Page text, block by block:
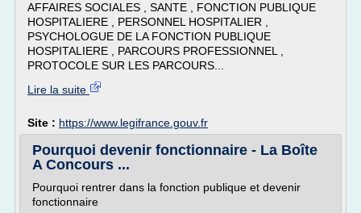
AFFAIRES SOCIALES , SANTE , FONCTION PUBLIQUE
HOSPITALIERE , PERSONNEL HOSPITALIER ,
PSYCHOLOGUE DE LA FONCTION PUBLIQUE
HOSPITALIERE , PARCOURS PROFESSIONNEL ,
PROTOCOLE SUR LES PARCOURS...
Lire la suite
Site : https://www.legifrance.gouv.fr
Pourquoi devenir fonctionnaire - La Boîte
A Concours ...
Pourquoi rentrer dans la fonction publique et devenir
fonctionnaire